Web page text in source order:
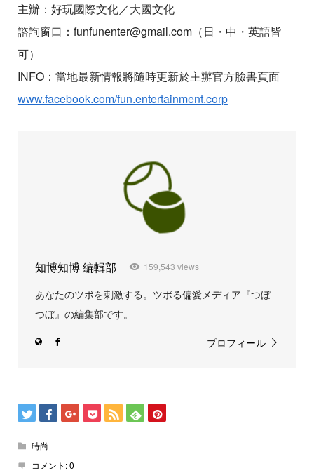
主辦：好玩國際文化／大國文化
諮詢窗口：funfunenter@gmail.com（日・中・英語皆
可）
INFO：當地最新情報將隨時更新於主辦官方臉書頁面
www.facebook.com/fun.entertainment.corp
知博知博 編輯部 159,543 views
あなたのツボを刺激する。ツボる偏愛メディア『つぼ
つぼ』の編集部です。
プロフィール
時尚
コメント:0